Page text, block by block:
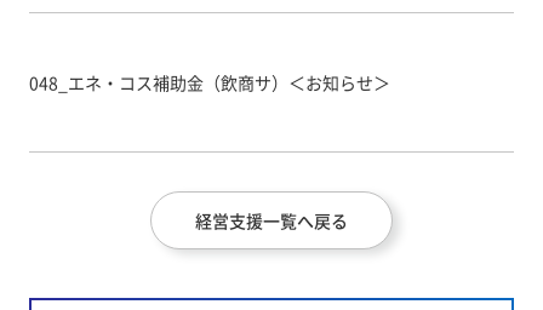
048_エネ・コス補助金（飲商サ）＜お知らせ＞
経営支援一覧へ戻る